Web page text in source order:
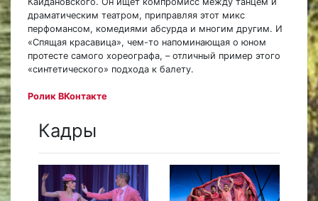
драматическим театром, приправляя этот микс
перфомансом, комедиями абсурда и многим другим. И
«Спящая красавица», чем-то напоминающая о юном
протесте самого хореографа, – отличный пример этого
«синтетического» подхода к балету.
Ролик ВКонтакте
Кадры